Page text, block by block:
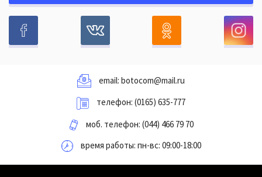
email: botocom@mail.ru
телефон: (0165) 635-777
моб. телефон: (044) 466 79 70
время работы: пн-вс: 09:00-18:00